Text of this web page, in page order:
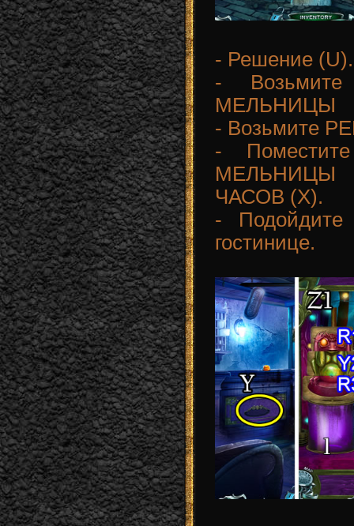
- Решение
-
МЕЛЬНИЦЫ
- Возьмите
-
МЕЛЬНИЦЫ
ЧАСОВ (X).
- Подойдите
гостинице.